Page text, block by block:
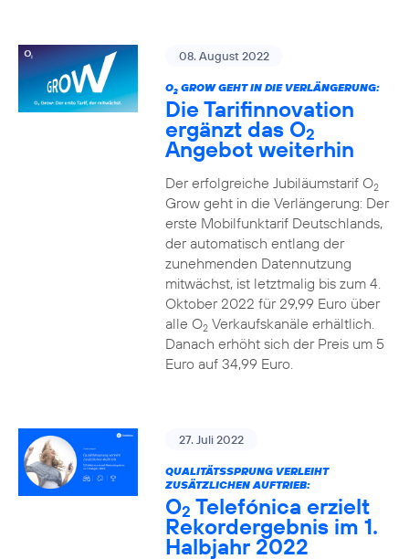
08. August 2022
O2GROW GEHT IN DIE VERLÄNGERUNG:
Die Tarifinnovation
ergänzt das O2
Angebot weiterhin
Der erfolgreiche Jubiläumstarif O2
Grow geht in die Verlängerung: Der
erste Mobilfunktarif Deutschlands,
der automatisch entlang der
zunehmenden Datennutzung
mitwächst, ist letztmalig bis zum 4.
Oktober 2022 für 29,99 Euro über
alle O2Verkaufskanäle erhältlich.
Danach erhöht sich der Preis um 5
Euro auf 34,99 Euro.
27. Juli 2022
QUALITÄTSSPRUNG VERLEIHT
ZUSÄTZLICHEN AUFTRIEB:
O2 Telefónica erzielt
Rekordergebnis im 1.
Halbjahr 2022